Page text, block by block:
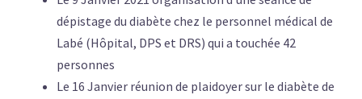
dépistage du diabète chez le personnel médical de
Labé (Hôpital, DPS et DRS) qui a touchée 42
personnes
Le 16 Janvier réunion de plaidoyer sur le diabète de